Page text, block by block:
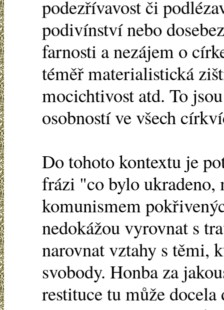
podezřívavost či
podivínství nebo
farnosti a nezájem o
téměř materialistická
mocichtivost atd. To
osobností ve všech
Do tohoto kontextu je
frázi "co bylo
komunismem
nedokážou vyrovnat s
narovnat vztahy s těmi,
svobody. Honba za
restituce tu může